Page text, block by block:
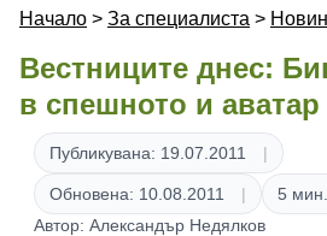
Начало > За специалиста >
Вестниците днес:
в спешното и аватар
Публикувана: 19.07.2011
Обновена: 10.08.2011
5
Автор: Александър Недялков